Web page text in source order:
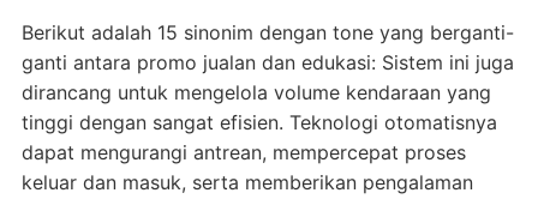
Berikut adalah 15 sinonim dengan tone yang berganti-
ganti antara promo jualan dan edukasi: Sistem ini juga
dirancang untuk mengelola volume kendaraan yang
tinggi dengan sangat efisien. Teknologi otomatisnya
dapat mengurangi antrean, mempercepat proses
keluar dan masuk, serta memberikan pengalaman